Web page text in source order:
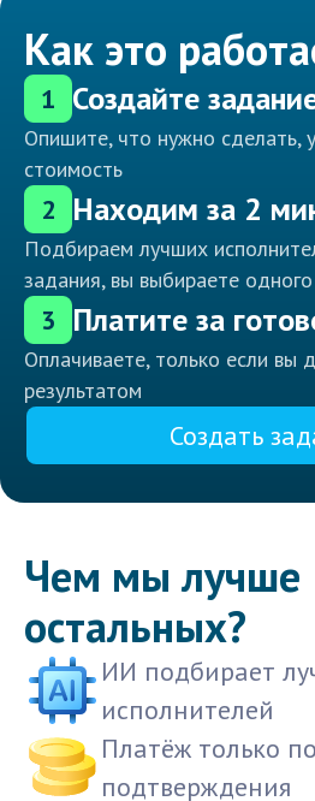
Как это
1 Создайте
Опишите, что нужно сделать,
стоимость
2 Находим за 2
Подбираем лучших
задания, вы выбираете одного
3 Платите за
Оплачиваете, только если вы
результатом
Создать
Чем мы лучше
остальных?
ИИ подбирает
исполнителей
Платёж только
подтверждения